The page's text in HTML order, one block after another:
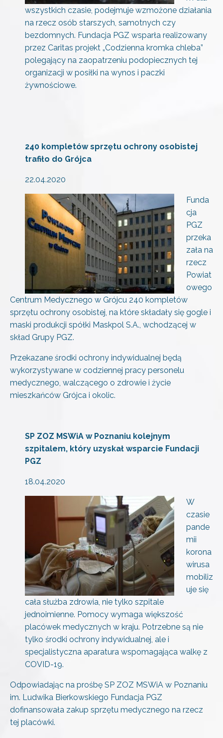
wszystkich czasie, podejmuje wzmożone działania
na rzecz osób starszych, samotnych czy
bezdomnych. Fundacja PGZ wsparła realizowany
przez Caritas projekt „Codzienna kromka chleba”
polegający na zaopatrzeniu podopiecznych tej
organizacji w posiłki na wynos i paczki
żywnościowe.
240 kompletów sprzętu ochrony osobistej
trafiło do Grójca
22.04.2020
Funda
cja
PGZ
przeka
zała na
rzecz
Powiat
owego
Centrum Medycznego w Grójcu 240 kompletów
sprzętu ochrony osobistej, na które składały się gogle i
maski produkcji spółki Maskpol S.A., wchodzącej w
skład Grupy PGZ.
Przekazane środki ochrony indywidualnej będą
wykorzystywane w codziennej pracy personelu
medycznego, walczącego o zdrowie i życie
mieszkańców Grójca i okolic.
SP ZOZ MSWiA w Poznaniu kolejnym
szpitalem, który uzyskał wsparcie Fundacji
PGZ
18.04.2020
W
czasie
pande
mii
korona
wirusa
mobiliz
uje się
cała służba zdrowia, nie tylko szpitale
jednoimienne. Pomocy wymaga większość
placówek medycznych w kraju. Potrzebne są nie
tylko środki ochrony indywidualnej, ale i
specjalistyczna aparatura wspomagająca walkę z
COVID-19.
Odpowiadając na prośbę SP ZOZ MSWiA w Poznaniu
im. Ludwika Bierkowskiego Fundacja PGZ
dofinansowała zakup sprzętu medycznego na rzecz
tej placówki.